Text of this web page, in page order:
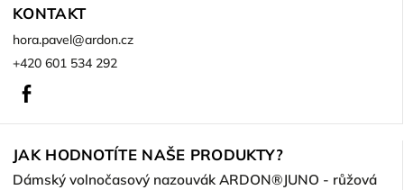
KONTAKT
hora.pavel@ardon.cz
+420 601 534 292
JAK HODNOTÍTE NAŠE PRODUKTY?
Dámský volnočasový nazouvák ARDON®JUNO - růžová